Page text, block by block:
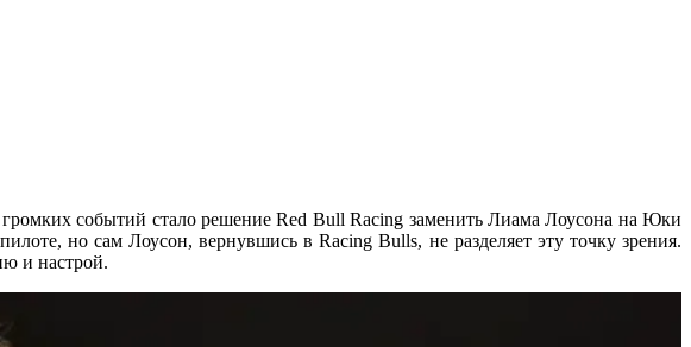
событий стало решение Red Bull Racing заменить Лиама Лоусона на Юки
но сам Лоусон, вернувшись в Racing Bulls, не разделяет эту точку зрения.
и настрой.